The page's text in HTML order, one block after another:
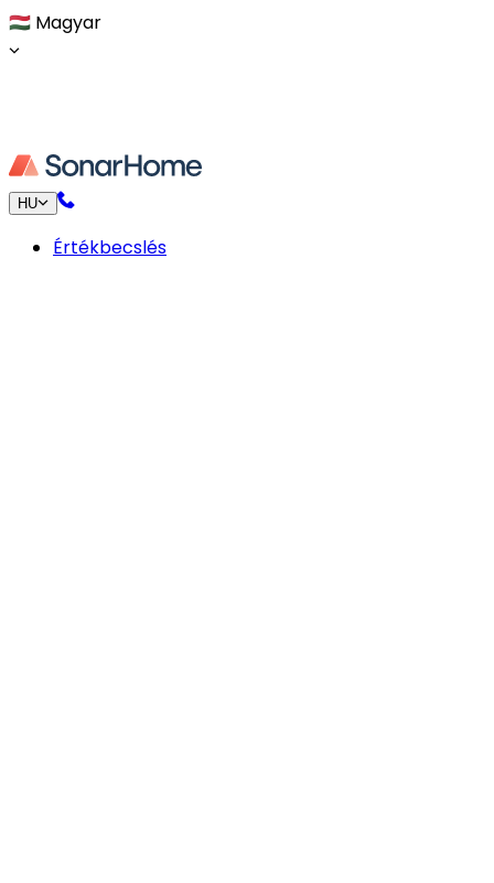
🇭🇺 Magyar
HU
Értékbecslés